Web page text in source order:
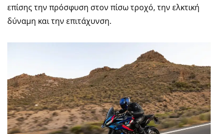
επίσης την πρόσφυση στον πίσω τροχό, την ελκτική
δύναμη και την επιτάχυνση.